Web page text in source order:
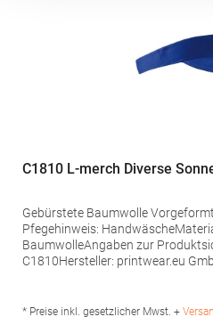
C1810 L-merch Diverse
Gebürstete Baumwolle Vorgeformter Schirm Klettverschluss
Pfegehinweis:
BaumwolleAngaben zur
C1810Hersteller: printwear.eu
* Preise inkl. gesetzlicher Mwst. +